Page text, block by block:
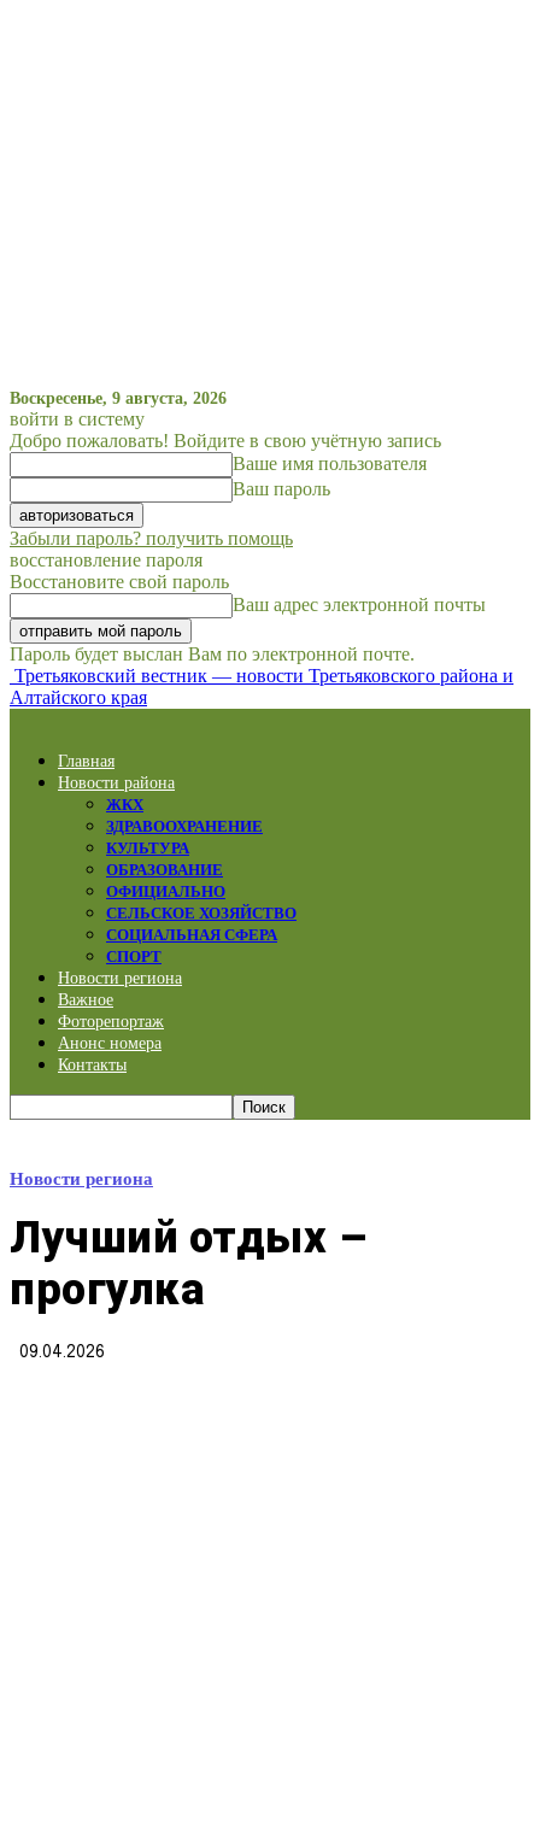
Воскресенье, 9 августа, 2026
войти в систему
Добро пожаловать! Войдите в свою учётную запись
Ваше имя пользователя
Ваш пароль
Забыли пароль? получить помощь
восстановление пароля
Восстановите свой пароль
Ваш адрес электронной почты
Пароль будет выслан Вам по электронной почте.
Третьяковский вестник — новости Третьяковского района и
Алтайского края
Главная
Новости района
ЖКХ
ЗДРАВООХРАНЕНИЕ
КУЛЬТУРА
ОБРАЗОВАНИЕ
ОФИЦИАЛЬНО
СЕЛЬСКОЕ ХОЗЯЙСТВО
СОЦИАЛЬНАЯ СФЕРА
СПОРТ
Новости региона
Важное
Фоторепортаж
Анонс номера
Контакты
Новости региона
Лучший отдых –
прогулка
09.04.2026